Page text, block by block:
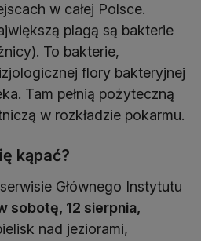
w całej Polsce.
plagą są bakterie
To bakterie,
flory bakteryjnej
Tam pełnią pożyteczną
w rozkładzie pokarmu.
kąpać?
Głównego Instytutu
sobotę, 12 sierpnia,
nad jeziorami,